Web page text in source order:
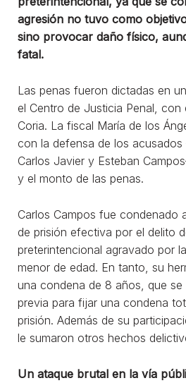
agresión no tuvo como
sino provocar daño físico,
fatal.
Las penas fueron dictadas en
el Centro de Justicia Penal, con
Coria. La fiscal María de los
con la defensa de los
Carlos Javier y Esteban
y el monto de las penas.
Carlos Campos fue condenado
de prisión efectiva por el delito
preterintencional agravado por
menor de edad. En tanto, su
una condena de 8 años, que
previa para fijar una condena
prisión. Además de su
le sumaron otros hechos
Un ataque brutal en la vía